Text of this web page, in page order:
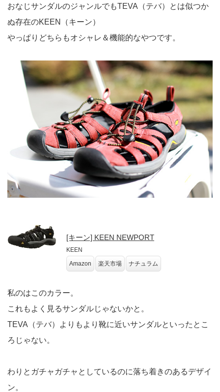
おなじサンダルのジャンルでもTEVA（テバ）とは似つか
ぬ存在のKEEN（キーン）
やっぱりどちらもオシャレ＆機能的なやつです。
[キーン] KEEN NEWPORT
KEEN
Amazon
楽天市場 ナチュラム
私のはこのカラー。
これもよく見るサンダルじゃないかと。
TEVA（テバ）よりもより靴に近いサンダルといったとこ
ろじゃない。
わりとガチャガチャとしているのに落ち着きのあるデザイ
ン。